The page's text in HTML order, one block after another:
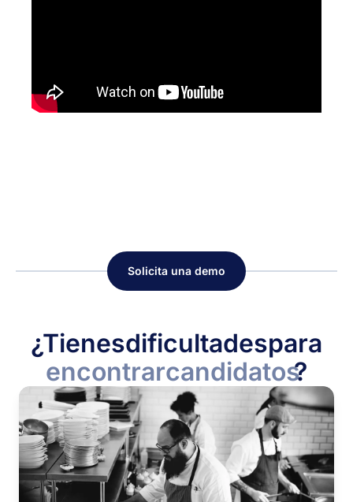
Solicita una demo
¿Tienesdificultadespara
encontrarcandidatos?